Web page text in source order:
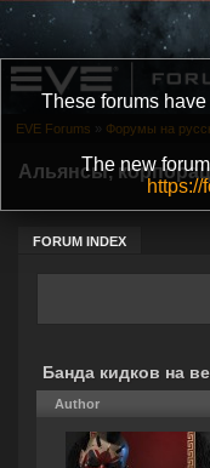
These forums have
The new
Альянсы,
FORUM INDEX
EVE Forums » Форумы на
Банда кидков на
Author